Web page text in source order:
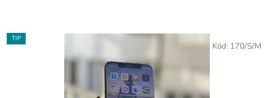
TIP
Kód: 170/S/M